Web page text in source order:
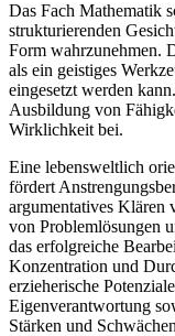
Das Fach Mathematik
strukturierenden
Form wahrzunehmen.
als ein geistiges
eingesetzt werden
Ausbildung von
Wirklichkeit bei.
Eine lebensweltlich
fördert
argumentatives Klären
von Problemlösungen
das erfolgreiche
Konzentration und
erzieherische
Eigenverantwortung
Stärken und